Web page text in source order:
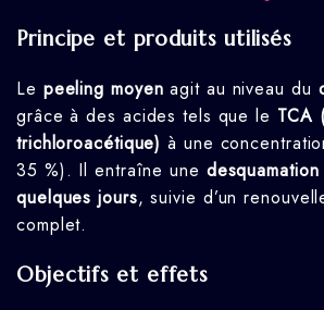
Principe et produits utilisés
Le peeling moyen agit au niveau du
grâce à des acides tels que le TCA
trichloroacétique) à une
35 %). Il entraîne une
quelques jours, suivie d’un
complet.
Objectifs et effets